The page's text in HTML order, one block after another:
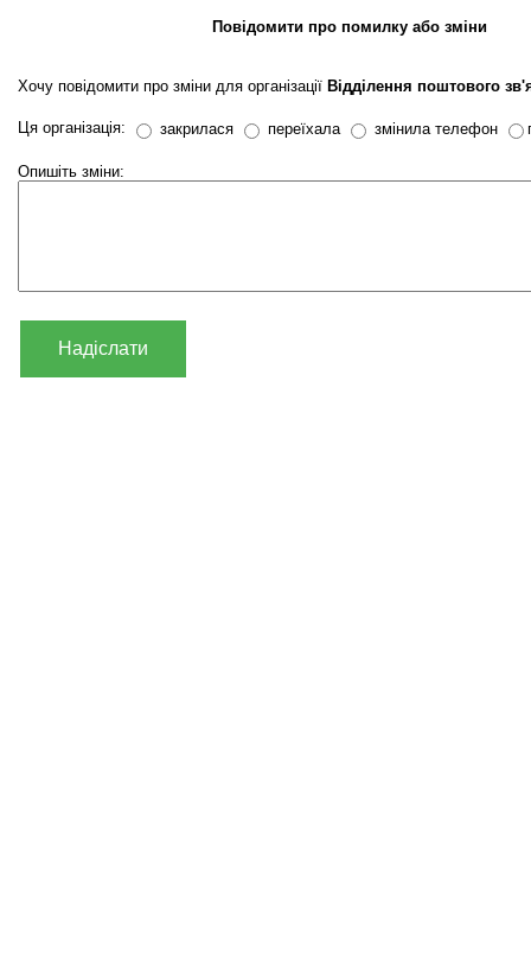
Повідомити про помилку або зміни
Хочу повідомити про зміни для організації Відділення поштового
Ця організація: закрилася переїхала змінила телефон
Опишіть зміни:
Надіслати